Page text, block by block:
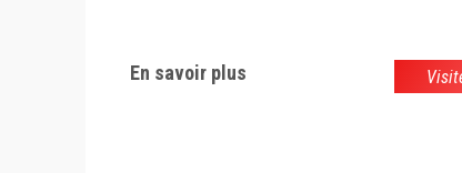
En savoir plus